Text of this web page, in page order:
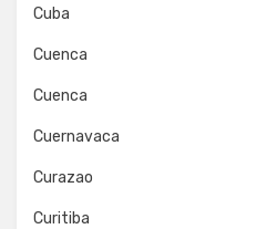
Cuba
Cuenca
Cuenca
Cuernavaca
Curazao
Curitiba